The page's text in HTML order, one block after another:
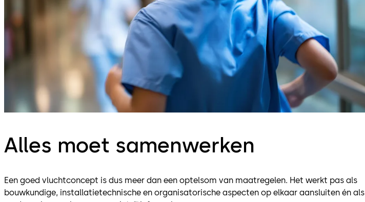
Alles moet samenwerken
Een goed vluchtconcept is dus meer dan een optelsom van maatregelen. Het werkt pas als
bouwkundige, installatietechnische en organisatorische aspecten op elkaar aansluiten én als